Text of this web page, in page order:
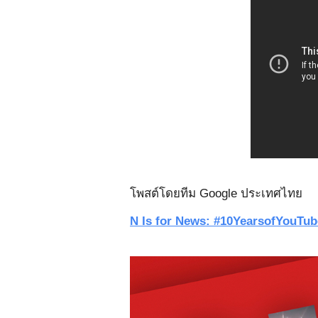
โพสต์โดยทีม Google ประเทศไทย
N Is for News: